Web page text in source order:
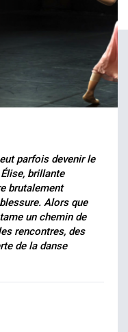
parfois devenir le
brillante
brutalement
Alors que
un chemin de
rencontres, des
de la danse